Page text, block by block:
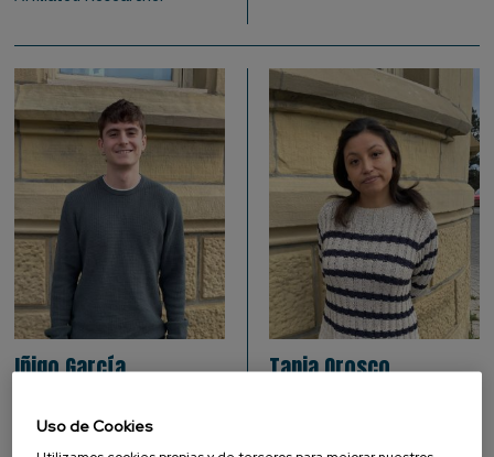
Iñigo García
Predoctoral Researcher
Tania Orosco
Uso de Cookies